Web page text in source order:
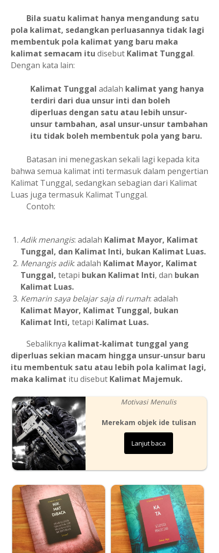
Bila suatu kalimat hanya mengandung satu
pola kalimat, sedangkan perluasannya tidak lagi
membentuk pola kalimat yang baru maka
kalimat semacam itu disebut Kalimat Tunggal.
Dengan kata lain:
Kalimat Tunggal adalah kalimat yang hanya
terdiri dari dua unsur inti dan boleh
diperluas dengan satu atau lebih unsur-
unsur tambahan, asal unsur-unsur tambahan
itu tidak boleh membentuk pola yang baru.
Batasan ini menegaskan sekali lagi kepada kita
bahwa semua kalimat inti termasuk dalam pengertian
Kalimat Tunggal, sedangkan sebagian dari Kalimat
Luas juga termasuk Kalimat Tunggal.
Contoh:
Adik menangis: adalah Kalimat Mayor, Kalimat
Tunggal, dan Kalimat Inti, bukan Kalimat Luas.
Menangis adik: adalah Kalimat Mayor, Kalimat
Tunggal, tetapi bukan Kalimat Inti, dan bukan
Kalimat Luas.
Kemarin saya belajar saja di rumah: adalah
Kalimat Mayor, Kalimat Tunggal, bukan
Kalimat Inti, tetapi Kalimat Luas.
Sebaliknya kalimat-kalimat tunggal yang
diperluas sekian macam hingga unsur-unsur baru
itu membentuk satu atau lebih pola kalimat lagi,
maka kalimat itu disebut Kalimat Majemuk.
Motivasi Menulis
Merekam objek ide tulisan
Lanjut baca